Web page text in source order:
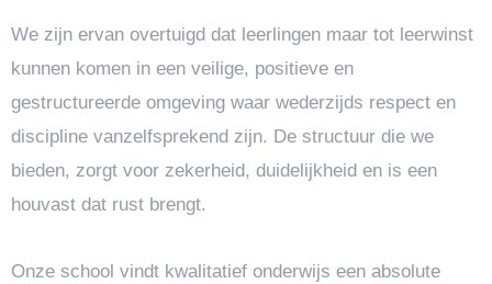
We zijn ervan overtuigd dat leerlingen maar tot leerwinst
kunnen komen in een veilige, positieve en
gestructureerde omgeving waar wederzijds respect en
discipline vanzelfsprekend zijn. De structuur die we
bieden, zorgt voor zekerheid, duidelijkheid en is een
houvast dat rust brengt.
Onze school vindt kwalitatief onderwijs een absolute